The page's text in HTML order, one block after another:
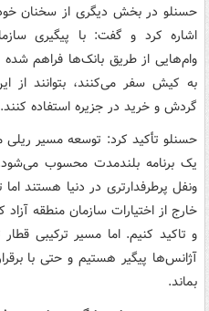
حسنلو در بخش دیگری از سخنان خود
اشاره کرد و گفت: با پیگیری
وام‌هایی از طریق بانک‌ها فراهم
به کیش سفر می‌کنند، بتوانند از
گردش و خرید در جزیره استفاده کنند.
حسنلو تأکید کرد: توسعه مسیر
یک برنامه بلندمدت محسوب
ونفل پرطرفدارتری در دنیا هستند
خارج از اختیارات سازمان منطقه
و تاکید کنیم. اما مسیر ترکیبی
آژانس‌ها پیگیر هستیم و حتی با
بماند.